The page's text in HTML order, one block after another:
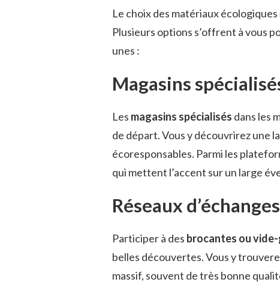
Le choix des matériaux
Plusieurs options s’offrent à vous
unes :
Magasins
Les magasins spécialisés dans les
de départ. Vous y découvrirez une
écoresponsables. Parmi les
qui mettent l’accent sur un large
Réseaux
Participer à des brocantes ou
belles découvertes. Vous y
massif, souvent de très bonne